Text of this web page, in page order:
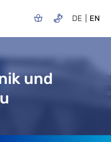
DE EN
und